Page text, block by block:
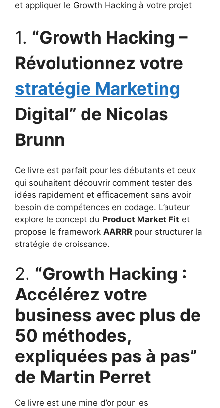
et appliquer le Growth Hacking à votre projet
1. “Growth Hacking –
Révolutionnez votre
stratégie Marketing
Digital” de Nicolas
Brunn
Ce livre est parfait pour les débutants et ceux
qui souhaitent découvrir comment tester des
idées rapidement et efficacement sans avoir
besoin de compétences en codage. L’auteur
explore le concept du Product Market Fit et
propose le framework AARRR pour structurer la
stratégie de croissance.
2. “Growth Hacking :
Accélérez votre
business avec plus de
50 méthodes,
expliquées pas à pas”
de Martin Perret
Ce livre est une mine d’or pour les